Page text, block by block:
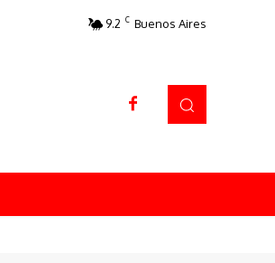
9.2 C Buenos Aires